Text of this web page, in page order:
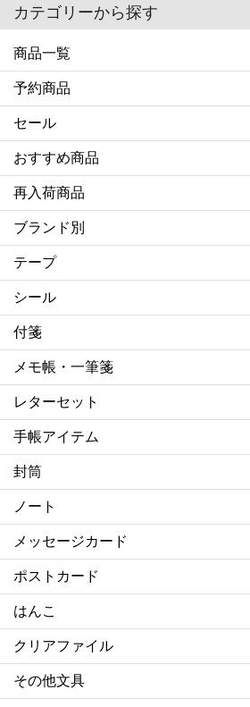
カテゴリーから探す
商品一覧
予約商品
セール
おすすめ商品
再入荷商品
ブランド別
テープ
シール
付箋
メモ帳・一筆箋
レターセット
手帳アイテム
封筒
ノート
メッセージカード
ポストカード
はんこ
クリアファイル
その他文具